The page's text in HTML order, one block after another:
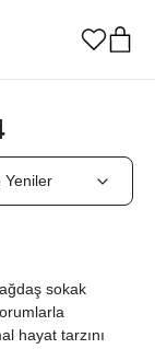
sokak
hayat tarzını